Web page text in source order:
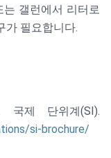
는 갤런에서 리터로
가 필요합니다.
국제 단위계(SI).
si-brochure/